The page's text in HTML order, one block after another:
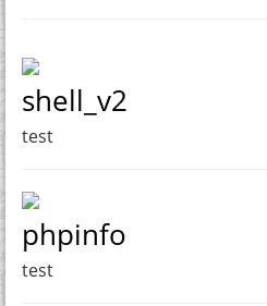
shell_v2
test
phpinfo
test